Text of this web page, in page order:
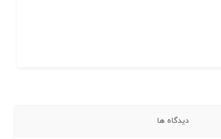
دیدگاه ها